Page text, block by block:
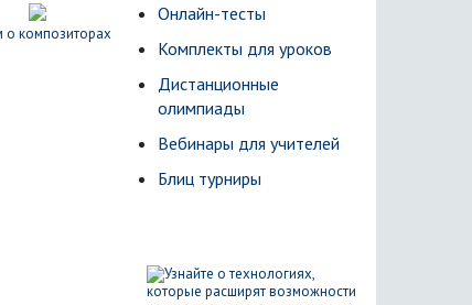
о композиторах
Онлайн-тесты
Комплекты для уроков
Дистанционные
олимпиады
Вебинары для учителей
Блиц турниры